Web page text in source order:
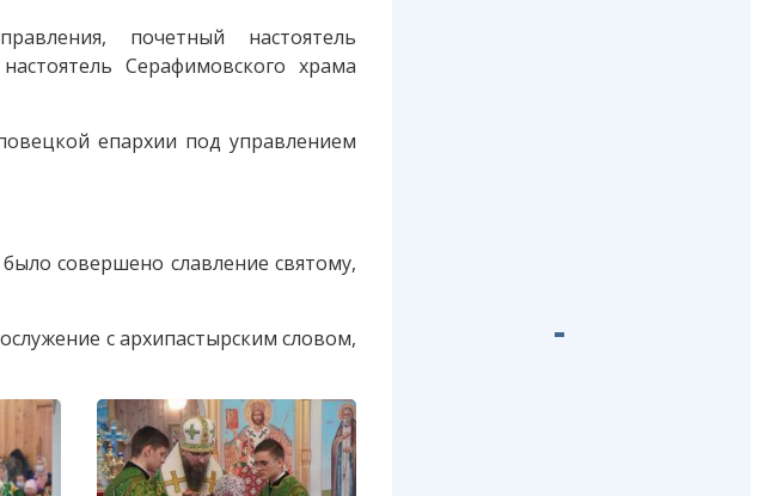
почетный настоятель
Серафимовского храма
епархии под управлением
совершено славление святому,
с архипастырским словом,